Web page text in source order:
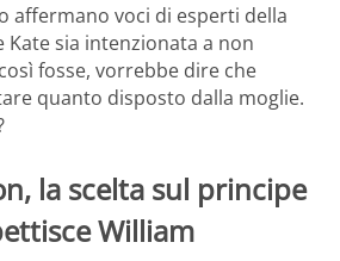
affermano voci di esperti della
Kate sia intenzionata a non
fosse, vorrebbe dire che
quanto disposto dalla moglie.
la scelta sul principe
William